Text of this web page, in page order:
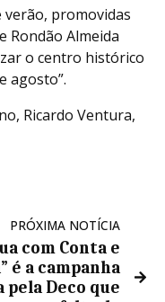
verão, promovidas
Rondão Almeida
o centro histórico
agosto”.
Ricardo Ventura,
PRÓXIMA NOTÍCIA
com Conta e
é a campanha
pela Deco que